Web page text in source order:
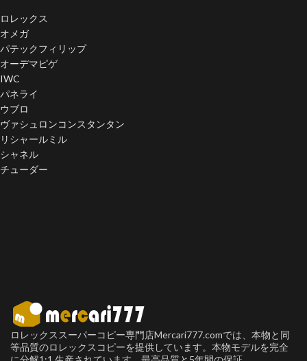
ロレックス
オメガ
パテックフィリップ
オーデマピゲ
IWC
パネライ
ウブロ
ヴァシュロンコンスタンタン
リシャールミル
シャネル
チューダー
ロレックススーパーコピー専門店Mercari777.comでは、本物と同
等品質のロレックスコピーを提供しています。本物モデルを完全